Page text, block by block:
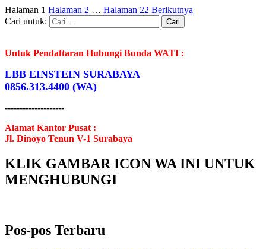
Halaman 1 Halaman 2 … Halaman 22 Berikutnya
Cari untuk:
Untuk Pendaftaran Hubungi Bunda WATI :
LBB EINSTEIN SURABAYA
0856.313.4400 (WA)
--------------------
Alamat Kantor Pusat :
Jl. Dinoyo Tenun V-1 Surabaya
KLIK GAMBAR ICON WA INI UNTUK
MENGHUBUNGI
Pos-pos Terbaru